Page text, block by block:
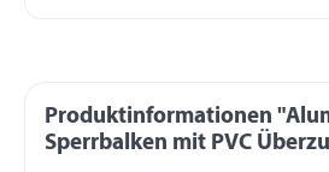
Produktinformationen
Sperrbalken mit PVC